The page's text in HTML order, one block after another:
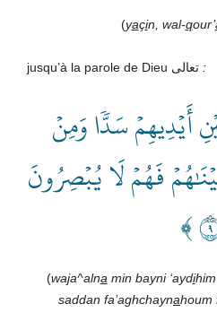
(yaçin, wal-qour’
jusqu’à la parole de Dieu تعالى :
أَيۡدِيهِمۡ سَدّٗا وَمِنۡ
فَهُمۡ لَا يُبۡصِرُونَ
﴾
(waja^alna min bayni ‘aydi
saddan fa’aghchaynahoum